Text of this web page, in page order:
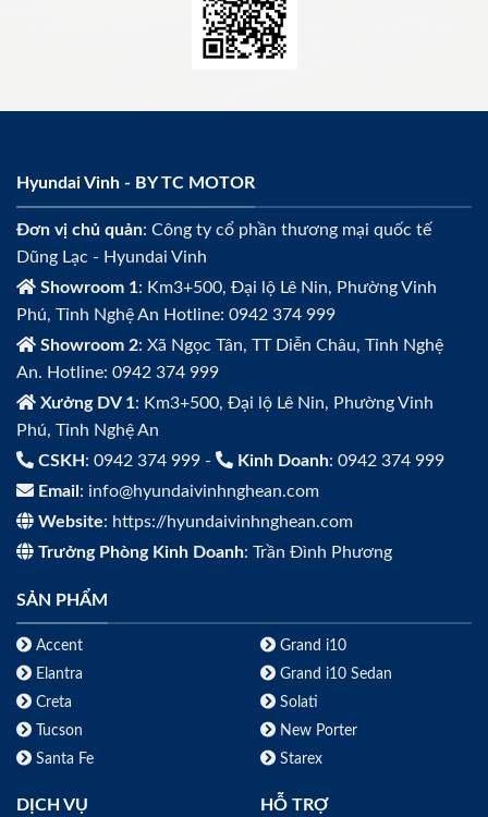
Hyundai Vinh - BY TC MOTOR
Đơn vị chủ quản: Công ty cổ phần thương mại quốc tế
Dũng Lạc - Hyundai Vinh
Showroom 1: Km3+500, Đại lộ Lê Nin, Phường Vinh
Phú, Tỉnh Nghệ An Hotline: 0942 374 999
Showroom 2: Xã Ngọc Tân, TT Diễn Châu, Tỉnh Nghệ
An. Hotline: 0942 374 999
Xưởng DV 1: Km3+500, Đại lộ Lê Nin, Phường Vinh
Phú, Tỉnh Nghệ An
CSKH : 0942 374 999 - Kinh Doanh: 0942 374 999
Email : info@hyundaivinhnghean.com
Website: https://hyundaivinhnghean.com
Trưởng Phòng Kinh Doanh: Trần Đình Phương
SẢN PHẨM
Accent
Elantra
Creta
Tucson
Santa Fe
Grand i10
Grand i10 Sedan
Solati
New Porter
Starex
DỊCH VỤ HỖ TRỢ